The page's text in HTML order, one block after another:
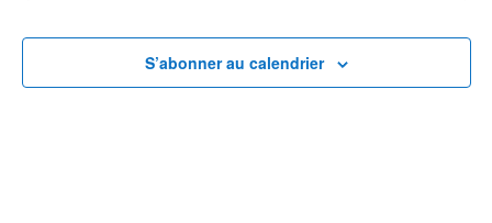
S’abonner au calendrier